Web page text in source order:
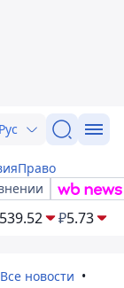
Рус
Право
539.52 ₽5.73
Все новости